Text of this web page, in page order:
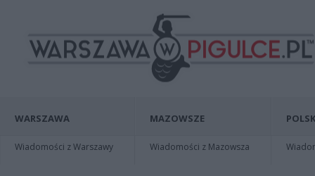
WARSZAWA
Wiadomości z Warszawy
MAZOWSZE
Wiadomości z Mazowsza